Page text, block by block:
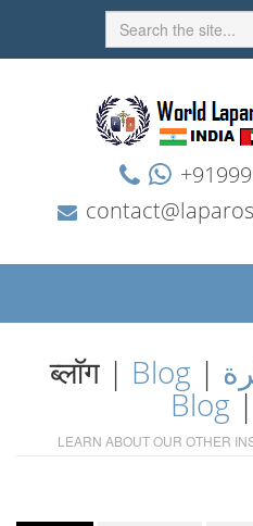
ब्लॉग | Blog |
Blog|
LEARN ABOUT OUR OTHER